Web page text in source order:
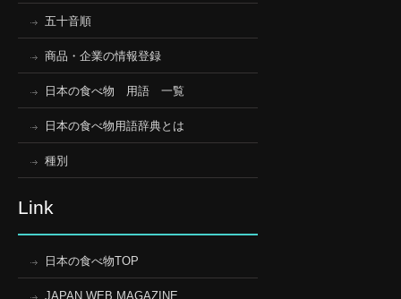
五十音順
商品・企業の情報登録
日本の食べ物 用語 一覧
日本の食べ物用語辞典とは
種別
Link
日本の食べ物TOP
JAPAN WEB MAGAZINE